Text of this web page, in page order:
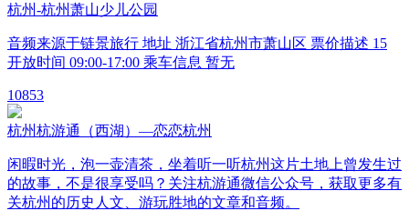
杭州-杭州萧山少儿公园
音频来源于链景旅行 地址 浙江省杭州市萧山区 票价描述 15
开放时间 09:00-17:00 乘车信息 暂无
10853
杭州杭游通（西湖）—恋恋杭州
闲暇时光，泡一壶清茶，坐着听一听杭州这片土地上曾发生过
的故事，不是很享受吗？关注杭游通微信公众号，获取更多有
关杭州的历史人文、游玩胜地的文章和音频。